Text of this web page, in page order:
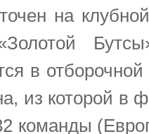
на
в
из которой в
команды